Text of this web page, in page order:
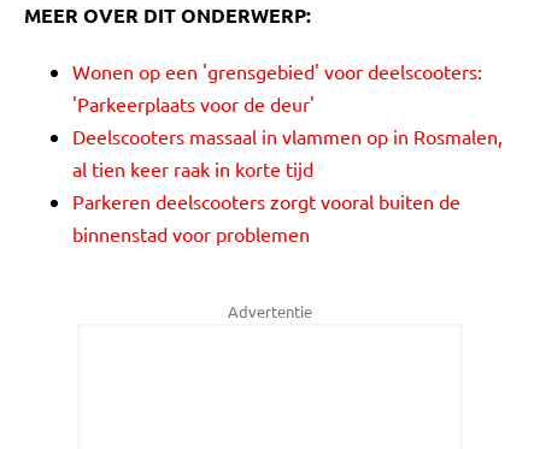
MEER OVER DIT ONDERWERP:
Wonen op een 'grensgebied' voor deelscooters:
'Parkeerplaats voor de deur'
Deelscooters massaal in vlammen op in Rosmalen,
al tien keer raak in korte tijd
Parkeren deelscooters zorgt vooral buiten de
binnenstad voor problemen
Advertentie